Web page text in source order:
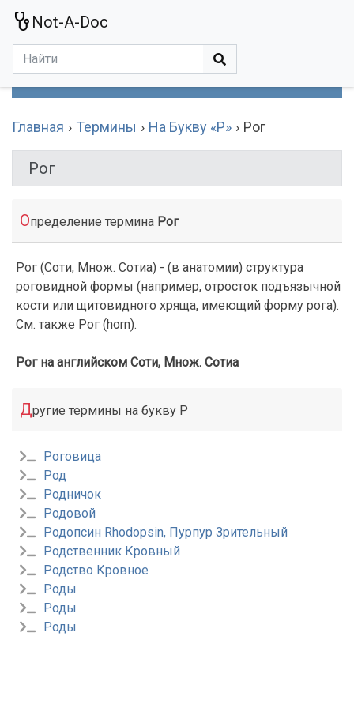
Not-A-Doc
Главная Термины На Букву «Р» Рог
Рог
Определение термина Рог
Рог (Соти, Множ. Сотиа) - (в анатомии) структура
роговидной формы (например, отросток подъязычной
кости или щитовидного хряща, имеющий форму рога).
См. также Рог (horn).
Рог на английском Соти, Множ. Сотиа
Другие термины на букву Р
Роговица
Род
Родничок
Родовой
Родопсин Rhodopsin, Пурпур Зрительный
Родственник Кровный
Родство Кровное
Роды
Роды
Роды